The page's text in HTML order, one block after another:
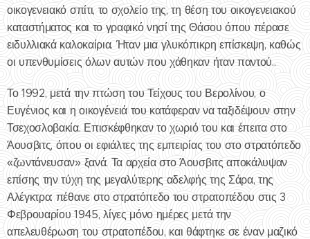
οικογενειακό σπίτι, το σχολείο της, τη θέση του οικογενειακού
καταστήματος και το γραφικό νησί της Θάσου όπου πέρασε
ειδυλλιακά καλοκαίρια. Ήταν μια γλυκόπικρη επίσκεψη, καθώς
οι υπενθυμίσεις όλων αυτών που χάθηκαν ήταν παντού..
Το 1992, μετά την πτώση του Τείχους του Βερολίνου, ο
Ευγένιος και η οικογένειά του κατάφεραν να ταξιδέψουν στην
Τσεχοσλοβακία. Επισκέφθηκαν το χωριό του και έπειτα στο
Άουσβιτς, όπου οι εφιάλτες της εμπειρίας του στο στρατόπεδο
«ζωντάνευσαν» ξανά. Τα αρχεία στο Άουσβιτς αποκάλυψαν
επίσης την τύχη της μεγαλύτερης αδελφής της Σάρα, της
Αλέγκτρα: πέθανε στο στρατόπεδο του στρατοπέδου στις 3
Φεβρουαρίου 1945, λίγες μόνο ημέρες μετά την
απελευθέρωση του στρατοπέδου, και θάφτηκε σε έναν μαζικό